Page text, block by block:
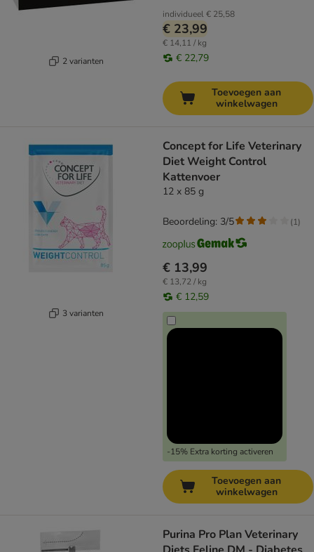
2 varianten
individueel€ 25,58
€ 23,99
€ 14,11 / kg
€ 22,79
Toevoegen aan
winkelwagen
3 varianten
Concept for Life Veterinary
Diet Weight Control
Kattenvoer
12 x 85 g
€ 13,99
€ 13,72 / kg
€ 12,59
-15% Extra korting activeren
Beoordeling: 3/5 (1)
Toevoegen aan
winkelwagen
Purina Pro Plan Veterinary